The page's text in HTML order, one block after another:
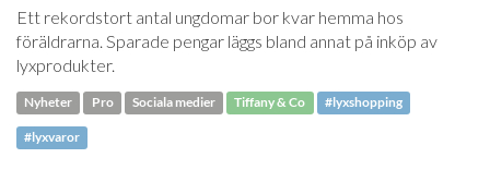
Ett rekordstort antal ungdomar bor kvar hemma hos
föräldrarna. Sparade pengar läggs bland annat på inköp av
lyxprodukter.
Nyheter Pro Sociala medier Tiffany & Co #lyxshopping
#lyxvaror